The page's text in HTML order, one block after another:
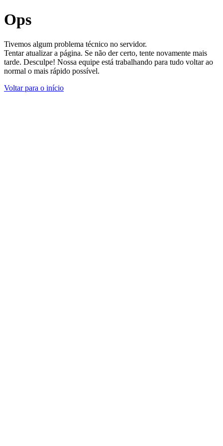
Ops
Tivemos algum problema técnico no servidor.
Tentar atualizar a página. Se não der certo, tente novamente mais
tarde. Desculpe! Nossa equipe está trabalhando para tudo voltar ao
normal o mais rápido possível.
Voltar para o início